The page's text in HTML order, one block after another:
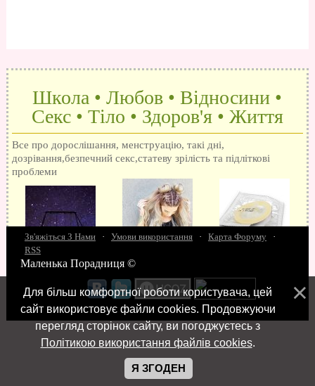
Школа • Любов • Відносини •
Секс • Тіло • Здоров'я • Життя
Все про дорослішання, менструацію, такі дні,
дозрівання,безпечний секс,статеву зрілість та підліткові
проблеми
15 запитань про секс Як досягти оргазм
Позбуваємось синців завагітніти після першого разу Хлопець хоче сексу
робити мінєт"Люблю" і "кохаю" різниця Про перший секс Займатися сексом
Зв'яжіться З Нами · Умови використання · Карта Форуму
·
RSS
Маленька Порадниця ©
Для більш комфортної роботи користувача, цей
сайт використовує файли cookies. Продовжуючи
перегляд сторінок сайту, ви погоджуєтесь з
Політикою використання файлів cookies.
Я ЗГОДЕН